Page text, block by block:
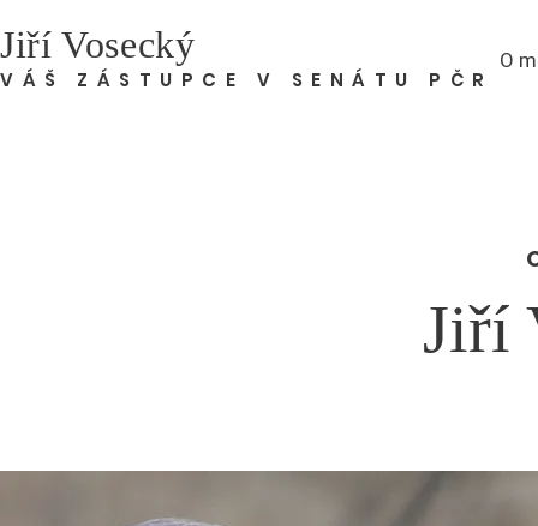
Jiří Vosecký
VÁŠ ZÁSTUPCE V SENÁTU PČR
O
Jiří